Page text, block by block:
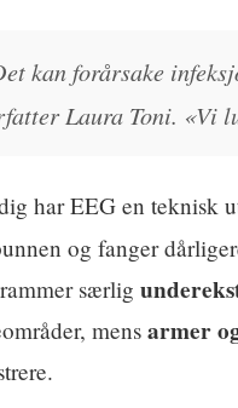
kan forårsake
Laura Toni. «Vi
har EEG en teknisk
og fanger
særlig
mensarmer